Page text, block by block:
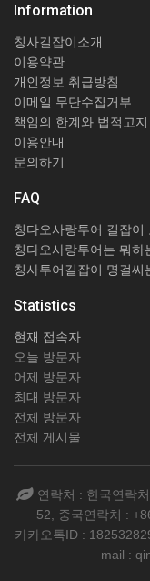
Information
칭사길잡이소개
이용약관
개인정보 취급방침
이메일 무단수집거부
책임의 한계와 법적고지
이용안내
문의하기
FAQ
칭다오사랑투어 길잡
칭다오사랑투어는 뭐하
칭사투어길잡이 명걸씨
Statistics
현재 접속자
오늘 방문자
어제 방문자
최대 방문자
전체 방문자
전체 게시물
연락처 : 한국연락
52, 중국연락처 :
카카오톡ID :
mail :